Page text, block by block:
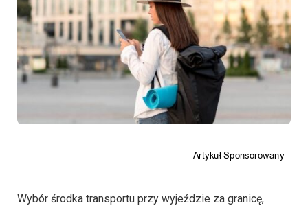
Wybór środka transportu przy wyjeździe za granicę,